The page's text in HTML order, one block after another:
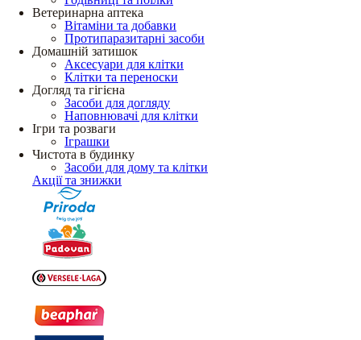
Ветеринарна аптека
Вітаміни та добавки
Протипаразитарні засоби
Домашній затишок
Аксесуари для клітки
Клітки та переноски
Догляд та гігієна
Засоби для догляду
Наповнювачі для клітки
Ігри та розваги
Іграшки
Чистота в будинку
Засоби для дому та клітки
Акції та знижки